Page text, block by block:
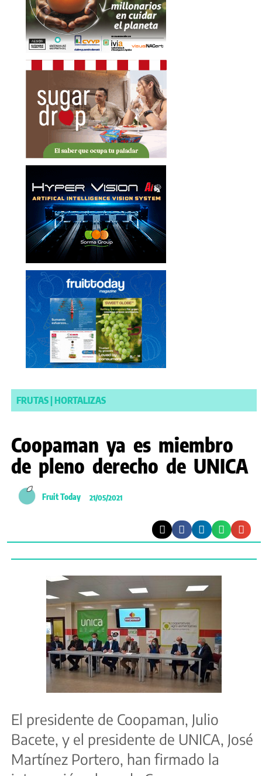
FRUTAS|HORTALIZAS
Coopaman ya es miembro
de pleno derecho de UNICA
Fruit Today 21/05/2021
El presidente de Coopaman, Julio
Bacete, y el presidente de UNICA, José
Martínez Portero, han firmado la